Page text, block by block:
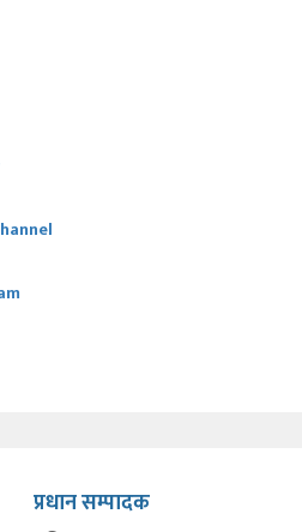
प्रधान सम्पादक